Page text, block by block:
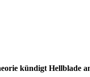
kündigt Hellblade